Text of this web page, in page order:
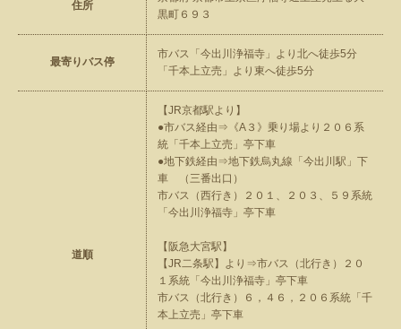
住所
黒町６９３
最寄りバス停
市バス「今出川浄福寺」より北へ徒歩5分
「千本上立売」より東へ徒歩5分
道順
【JR京都駅より】
●市バス経由⇒《A３》乗り場より２０６系
統「千本上立売」亭下車
●地下鉄経由⇒地下鉄烏丸線「今出川駅」下
車 （三番出口）
市バス（西行き）２０１、２０３、５９系統
「今出川浄福寺」亭下車
【阪急大宮駅】
【JR二条駅】より⇒市バス（北行き）２０
１系統「今出川浄福寺」亭下車
市バス（北行き）６，４６，２０６系統「千
本上立売」亭下車